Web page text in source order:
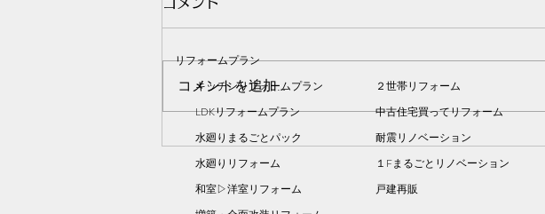
上益城郡美里町｜ユニットバ
熊本市北
コメントを追加…
リフォームプラン
キッチンリフォームプラン
２世帯リフォーム
LDKリフォームプラン
中古住宅買ってリフォーム
水廻りまるごとパック
耐震リノベーション
水廻りリフォーム
１Fまるごとリノベーション
和室▷洋室リフォーム
​戸建再販